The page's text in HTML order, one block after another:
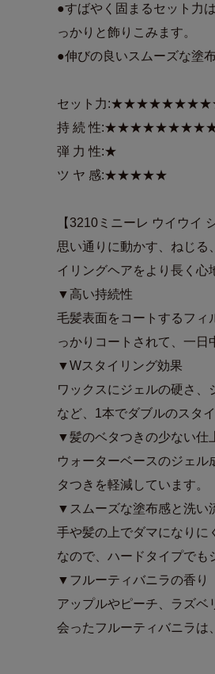
●すばやく固まるセット力
っかりと飾りこみます。
●伸びの良いスムーズな塗
セット力
持 続 性
弾 力 性:★
ツ ヤ 感:★★★★★
【3210ミニーレ ウイウイ
思い通りに動かす、ねじる
イリングヘアをより長く心
▼高い持続性
毛髪表面をコートするフィ
っかりコートされて、一日
▼Wスタイリング効果
ワックスにジェルの硬さ
など、1本でダブルのスタ
▼髪のベタつきの少ない仕
ウォーターベースのジェ
タつきを軽減しています。
▼スムーズな塗布感と洗い
手や髪の上でダマになりに
なので、ハードタイプでも
▼フルーティバニラの香り
アップルやピーチ、ラズベ
会ったフルーティバニラは